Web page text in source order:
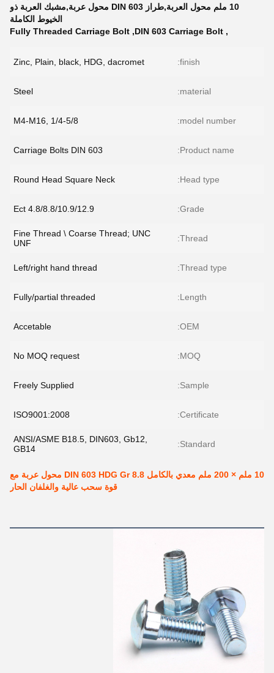
10 ملم محول العربة,طراز DIN 603 محول عربة,مشبك العربة ذو
الخيوط الكاملة
,
DIN 603 Carriage Bolt
,
Fully Threaded Carriage Bolt
finish:
Zinc, Plain, black, HDG, dacromet
material:
Steel
model number:
M4-M16, 1/4-5/8
Product name:
Carriage Bolts DIN 603
Head type:
Round Head Square Neck
Grade:
4.8/8.8/10.9/12.9 Ect
Thread:
Fine Thread \ Coarse Thread; UNC
UNF
Thread type:
Left/right hand thread
Length:
Fully/partial threaded
OEM:
Accetable
MOQ:
No MOQ request
Sample:
Freely Supplied
Certificate:
ISO9001:2008
Standard:
ANSI/ASME B18.5, DIN603, Gb12,
GB14
10 ملم × 200 ملم معدي بالكامل DIN 603 HDG Gr 8.8 محول عربة مع
قوة سحب عالية والغلفان الحار